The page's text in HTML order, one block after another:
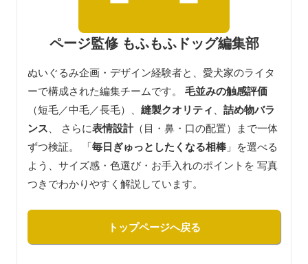
ページ監修 もふもふドッグ編集部
ぬいぐるみ企画・デザイン経験者と、愛犬家のライタ
ーで構成された編集チームです。 毛並みの触感評価
（短毛／中毛／長毛）、 縫製クオリティ
詰め物バラ
ンス 、 さらに表情設計（目・鼻・口の配置）まで一体
ずつ検証。 「毎日ぎゅっとしたくなる相棒 」を選べる
よう、サイズ感・色選び・お手入れのポイントを 写真
つきでわかりやすく解説しています。
トップページへ戻る